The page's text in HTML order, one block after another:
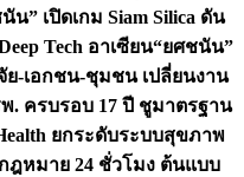
น” เปิดเกม Siam Silica ดัน
Tech อาเซียน“ยศชนัน”
ย-เอกชน-ชุมชน เปลี่ยนงาน
. ครบรอบ 17 ปี ชูมาตรฐาน
ยกระดับระบบสุขภาพ
ฎหมาย 24 ชั่วโมง ต้นแบบ